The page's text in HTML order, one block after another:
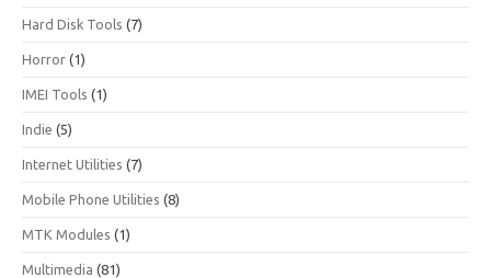
Hard Disk Tools (7)
Horror (1)
IMEI Tools (1)
Indie (5)
Internet Utilities (7)
Mobile Phone Utilities (8)
MTK Modules (1)
Multimedia (81)